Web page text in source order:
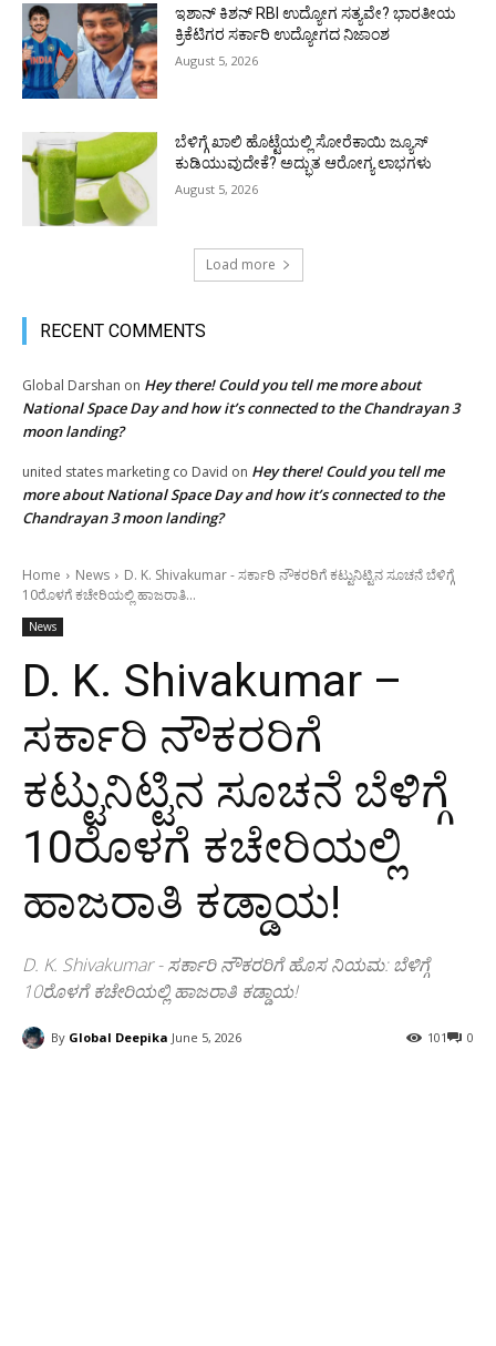
ಇಶಾನ್ ಕಿಶನ್ RBI ಉದ್ಯೋಗ ಸತ್ಯವೇ? ಭಾರತೀಯ
ಕ್ರಿಕೆಟಿಗರ ಸರ್ಕಾರಿ ಉದ್ಯೋಗದ ನಿಜಾಂಶ
August 5, 2026
ಬೆಳಿಗ್ಗೆ ಖಾಲಿ ಹೊಟ್ಟೆಯಲ್ಲಿ ಸೋರೆಕಾಯಿ ಜ್ಯೂಸ್
ಕುಡಿಯುವುದೇಕೆ? ಅದ್ಭುತ ಆರೋಗ್ಯ ಲಾಭಗಳು
August 5, 2026
Load more
RECENT COMMENTS
Global Darshan on Hey there! Could you tell me more about
National Space Day and how it’s connected to the Chandrayan 3
moon landing?
united states marketing co David on Hey there! Could you tell me
more about National Space Day and how it’s connected to the
Chandrayan 3 moon landing?